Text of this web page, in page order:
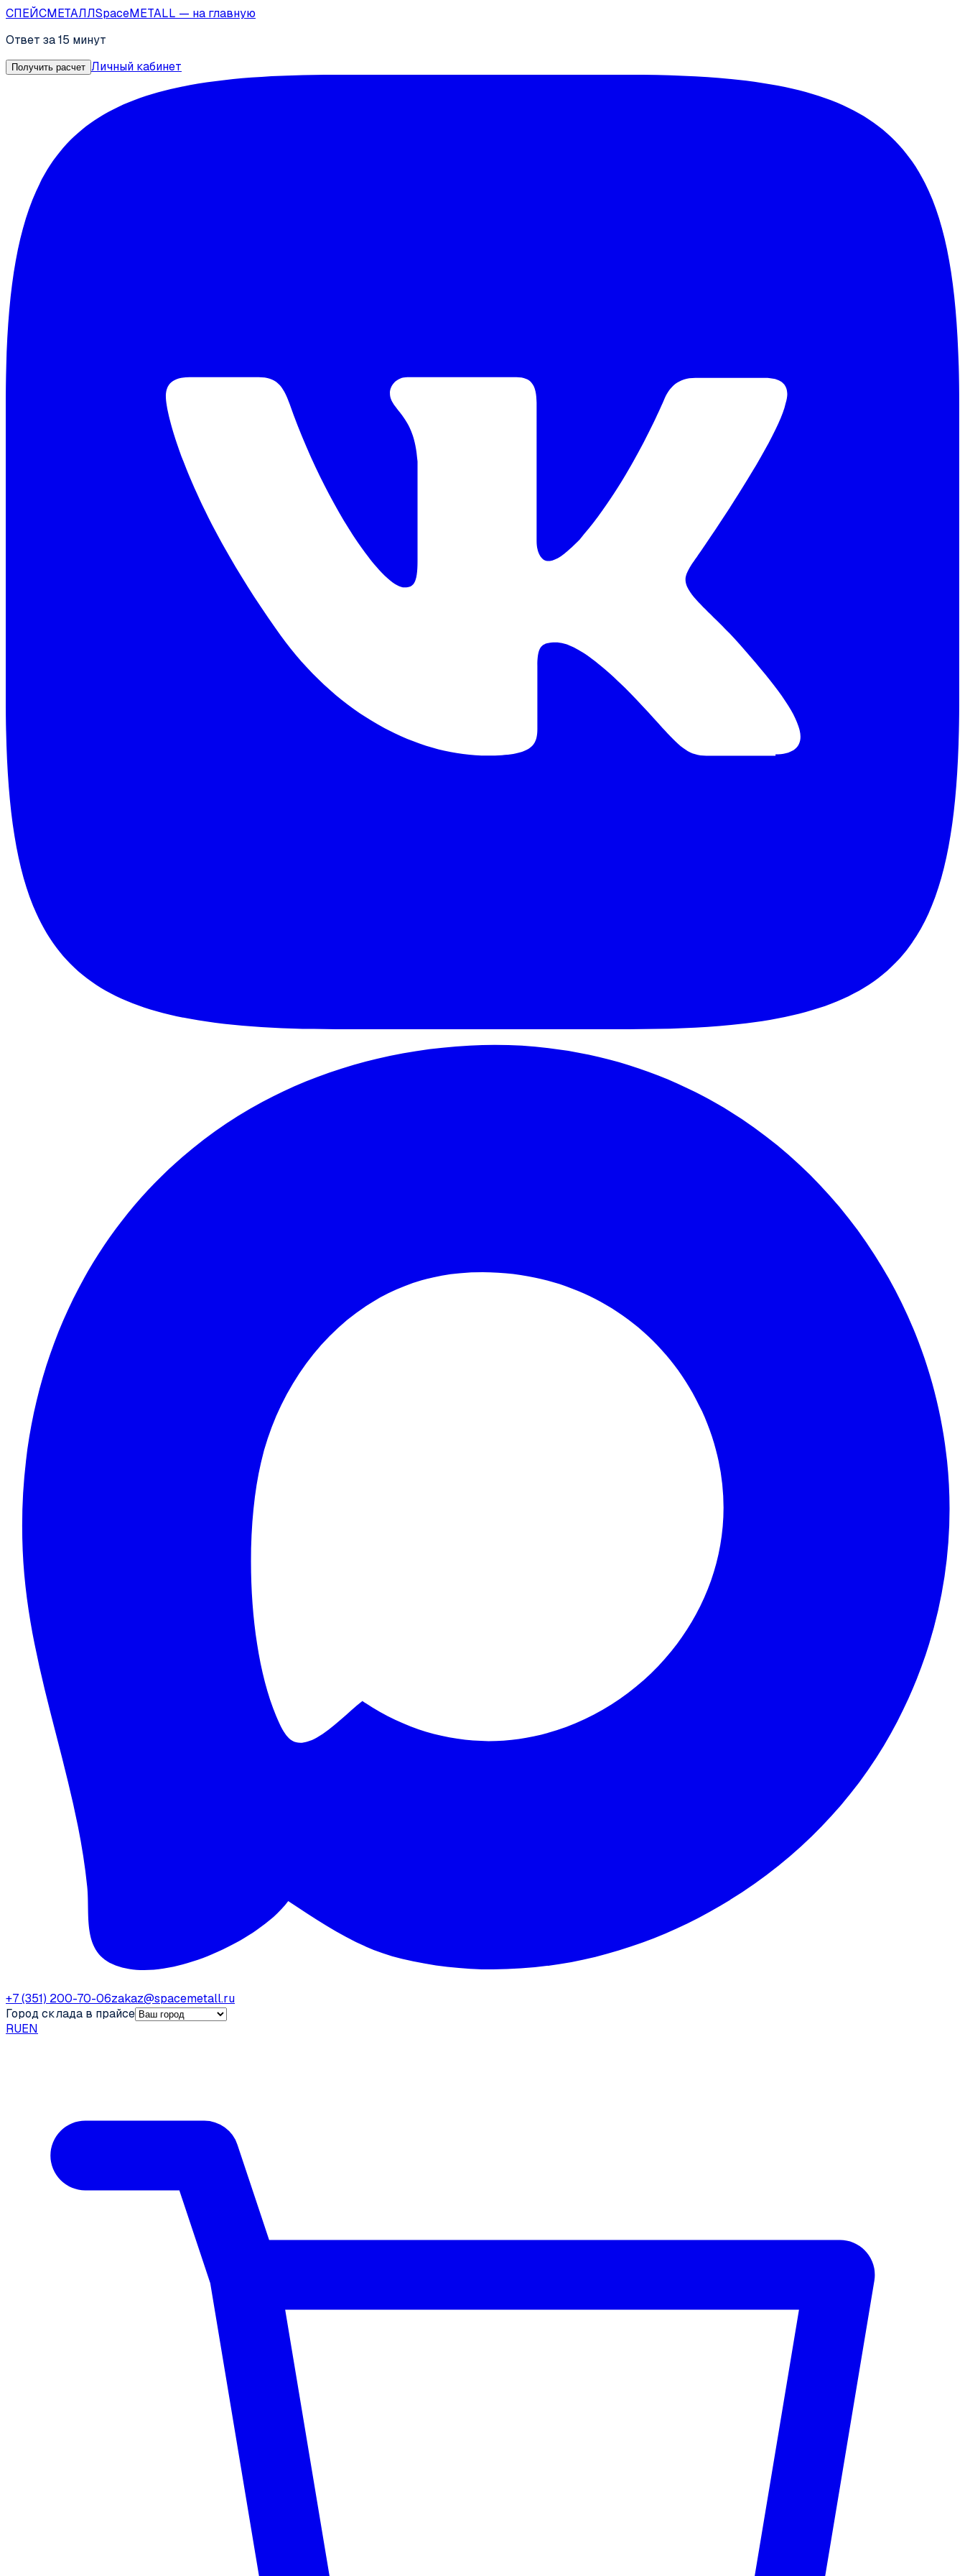
СПЕЙСМЕТАЛЛSpaceMETALL — на главную
Ответ за 15 минут
Получить расчет Личный кабинет
+7 (351) 200-70-06zakaz@spacemetall.ru
Город склада в прайсе
RUEN